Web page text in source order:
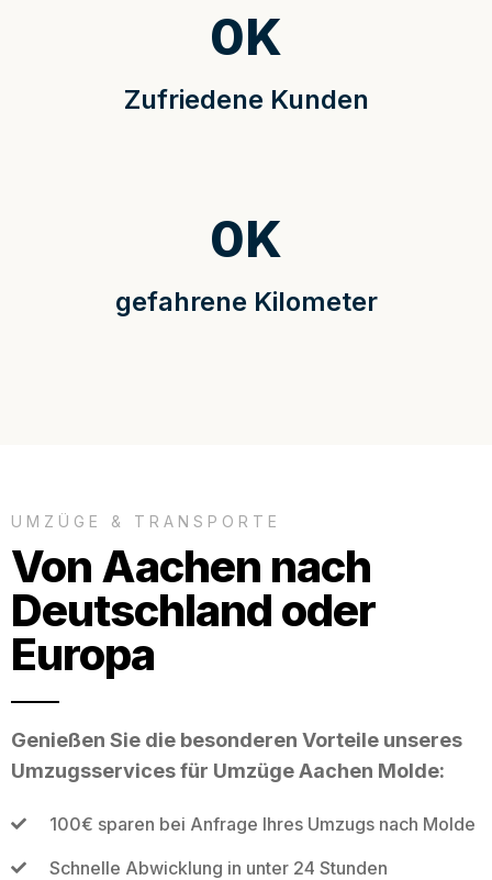
Zufriedene Kunden
0K
gefahrene Kilometer
0K
UMZÜGE & TRANSPORTE
Von Aachen nach
Deutschland oder
Europa
Genießen Sie die besonderen Vorteile unseres
Umzugsservices für Umzüge Aachen Molde:
100€ sparen bei Anfrage Ihres Umzugs nach Molde
Schnelle Abwicklung in unter 24 Stunden